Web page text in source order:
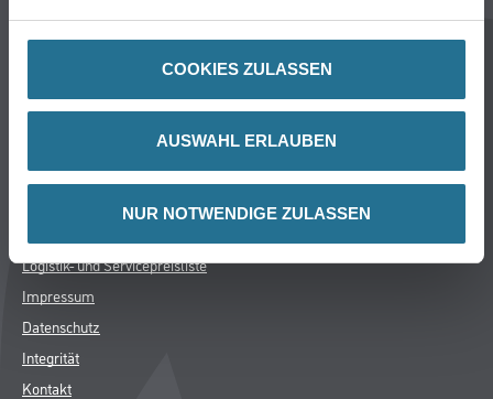
COOKIES ZULASSEN
AUSWAHL ERLAUBEN
NUR NOTWENDIGE ZULASSEN
Standorte
FAQ
Logistik- und Servicepreisliste
Impressum
Datenschutz
Integrität
Kontakt